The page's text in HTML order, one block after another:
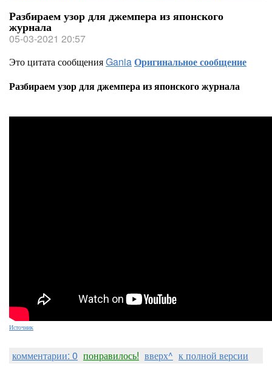
Разбираем узор для джемпера из японского
журнала
05-03-2021 20:57
Это цитата сообщенияGaniaОригинальное сообщение
Разбираем узор для джемпера из японского журнала
Источник
комментарии: 0 понравилось! вверх^ к полной версии